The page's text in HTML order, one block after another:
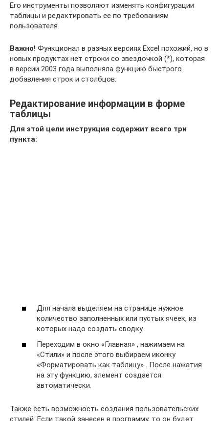
Его инструменты позволяют изменять конфигурации
таблицы и редактировать ее по требованиям
пользователя.
Важно! Функционал в разных версиях Excel похожий, но в
новых продуктах нет строки со звездочкой (*), которая
в версии 2003 года выполняла функцию быстрого
добавления строк и столбцов.
Редактирование информации в форме
таблицы
Для этой цели инструкция содержит всего три
пункта:
Для начала выделяем на странице нужное
количество заполненных или пустых ячеек, из
которых надо создать сводку.
Переходим в окно «Главная» , нажимаем на
«Стили» и после этого выбираем иконку
«Форматировать как таблицу» . После нажатия
на эту функцию, элемент создается
автоматически.
Также есть возможность создания пользовательских
стилей. Если такой занесен в программу, то он будет